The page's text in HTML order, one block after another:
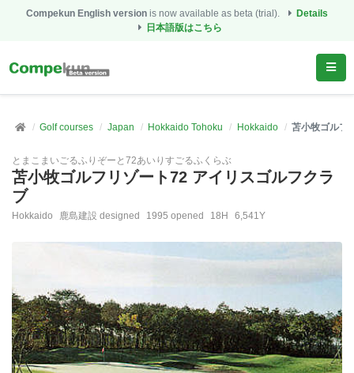
Compekun English version is now available as beta (trial).
Details
日本語版はこちら
Golf courses Japan Hokkaido Tohoku Hokkaido 苫小牧ゴルフ
とまこまいごるふりぞーと72あいりすごるふくらぶ
苫小牧ゴルフリゾート72 アイリスゴルフクラ
ブ
Hokkaido 鹿島建設 designed 1995 opened 18H 6,541Y